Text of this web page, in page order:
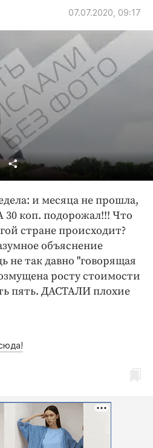
ЖКХ
07.07.2020, 09:17
и месяца не прошла,
коп. подорожал!!! Что
стране происходит?
объяснение
не так давно "говорящая
росту стоимости
пять. ДАСТАЛИ плохие